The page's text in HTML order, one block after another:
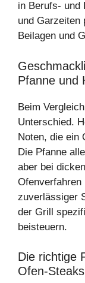
in Berufs- und
und Garzeiten
Beilagen und
Pfanne und
Beim Vergleich
Unterschied.
Noten, die ein
Die Pfanne
aber bei
zuverlässiger
der Grill
beisteuern.
Die richtige
Ofen‑Steaks